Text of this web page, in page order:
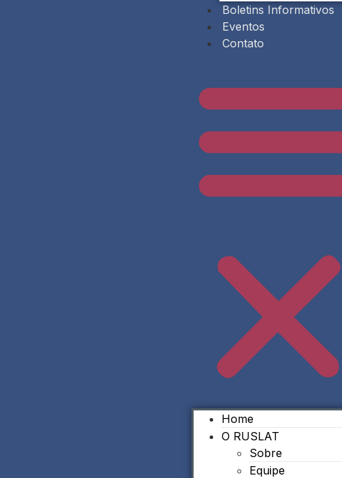
Boletins Informativos
Eventos
Contato
Home
O RUSLAT
Sobre
Equipe